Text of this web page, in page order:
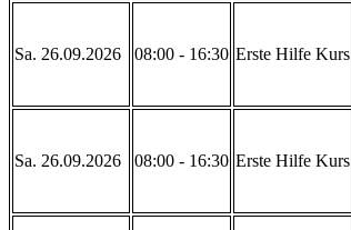
Sa. 26.09.2026 08:00 - 16:30 Erste Hilfe Kurs
Sa. 26.09.2026 08:00 - 16:30 Erste Hilfe Kurs